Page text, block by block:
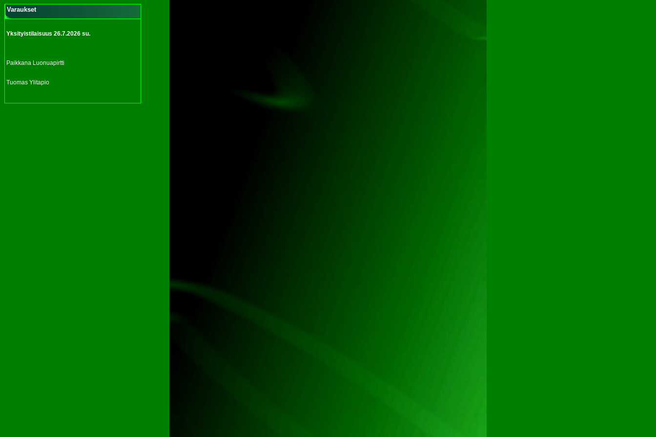
Varaukset
Yksityistilaisuus 26.7.2026 su.
Paikkana Luonuapirtti
Tuomas Ylitapio